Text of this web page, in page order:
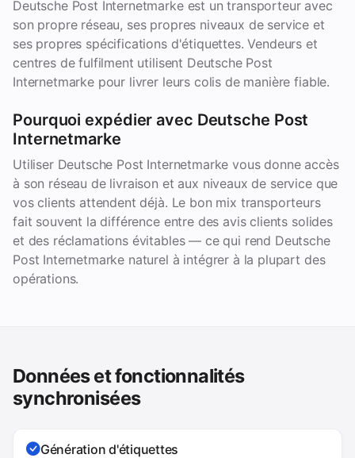
Deutsche Post Internetmarke est un transporteur avec
son propre réseau, ses propres niveaux de service et
ses propres spécifications d'étiquettes. Vendeurs et
centres de fulfilment utilisent Deutsche Post
Internetmarke pour livrer leurs colis de manière fiable.
Pourquoi expédier avec Deutsche Post
Internetmarke
Utiliser Deutsche Post Internetmarke vous donne accès
à son réseau de livraison et aux niveaux de service que
vos clients attendent déjà. Le bon mix transporteurs
fait souvent la différence entre des avis clients solides
et des réclamations évitables — ce qui rend Deutsche
Post Internetmarke naturel à intégrer à la plupart des
opérations.
Données et fonctionnalités
synchronisées
Génération d'étiquettes